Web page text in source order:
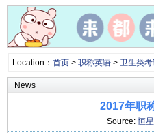
Location： 首页> 职称英语> 卫生类考
News
2017年职
Source:恒